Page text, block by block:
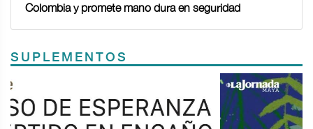
Colombia y promete mano dura en seguridad
SUPLEMENTOS